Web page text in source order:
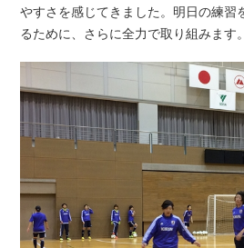
やすさを感じてきました。明日の練習
るために、さらに全力で取り組みます。